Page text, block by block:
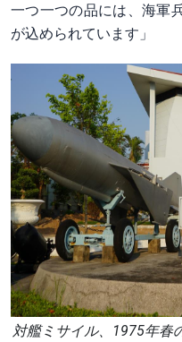
一つ一つの品には、海軍
が込められています」
対艦ミサイル、1975年春